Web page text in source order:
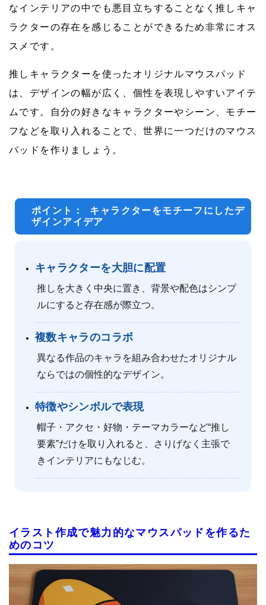
なインテリアの中でも悪目立ちすることなく推しキャ
ラクターの存在を感じることができるため非常にオス
スメです。
推しキャラクターを使ったオリジナルマウスパッド
は、デザインの幅が広く、個性を表現しやすいアイテ
ムです。自分の好きなキャラクターやシーン、モチー
フなどを取り入れることで、世界に一つだけのマウス
パッドを作りましょう。
ポイント： キャラクターをモチーフにしたデ
ザインアイデア
キャラクターを大胆に配置
推しを大きく中央に置き、背景や配色はシンプ
ルにすると存在感が際立つ。
複数キャラのコラボ
異なる作品のキャラを組み合わせたオリジナル
ならではの個性的なデザイン。
特徴やシンボルで表現
帽子・アクセ・好物・テーマカラーなど“推し
要素”だけを取り入れると、さりげなく主張で
きインテリアにもなじむ。
イラスト作成で魅力的なマウスパッドを作るた
めのコツ